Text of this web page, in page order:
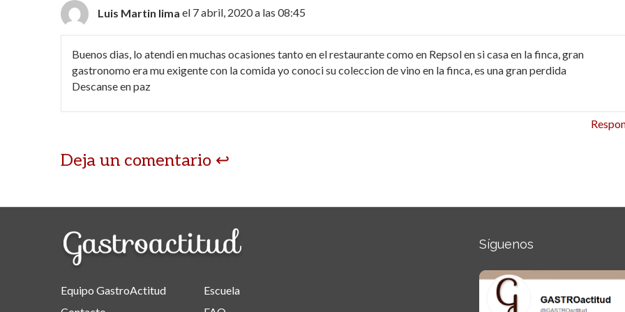
Luis Martin lima el 7 abril, 2020 a las 08:45
Buenos dias, lo atendi en muchas ocasiones tanto en el restaurante como en Repsol en si casa en la finca, gran
gastronomo era mu exigente con la comida yo conoci su coleccion de vino en la finca, es una gran perdida
Descanse en paz
Deja un comentario
Equipo GastroActitud
Escuela
Síguenos